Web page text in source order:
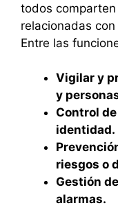
todos
relacionadas
Entre las
Vigilar y
y
Control
identidad.
riesgos o
Gestión
alarmas.